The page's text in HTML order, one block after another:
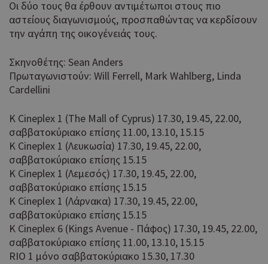
Οι δύο τους θα έρθουν αντιμέτωποι στους πιο
αστείους διαγωνισμούς, προσπαθώντας να κερδίσουν
την αγάπη της οικογένειάς τους.
Σκηνοθέτης: Sean Anders
Πρωταγωνιστούν: Will Ferrell, Mark Wahlberg, Linda
Cardellini
K Cineplex 1 (The Mall of Cyprus) 17.30, 19.45, 22.00,
σαββατοκύριακο επίσης 11.00, 13.10, 15.15
K Cineplex 1 (Λευκωσία) 17.30, 19.45, 22.00,
σαββατοκύριακο επίσης 15.15
K Cineplex 1 (Λεμεσός) 17.30, 19.45, 22.00,
σαββατοκύριακο επίσης 15.15
K Cineplex 1 (Λάρνακα) 17.30, 19.45, 22.00,
σαββατοκύριακο επίσης 15.15
K Cineplex 6 (Kings Avenue - Πάφος) 17.30, 19.45, 22.00,
σαββατοκύριακο επίσης 11.00, 13.10, 15.15
RIO 1 μόνο σαββατοκύριακο 15.30, 17.30